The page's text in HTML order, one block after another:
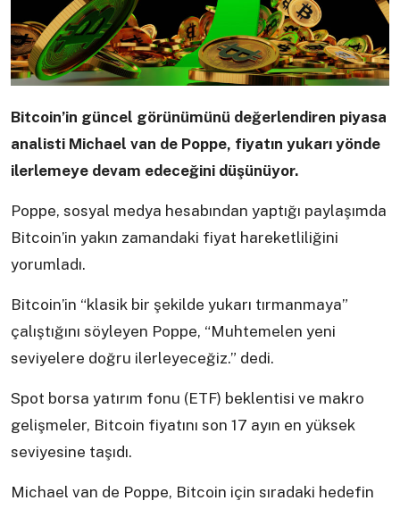
Bitcoin’in güncel görünümünü değerlendiren piyasa
analisti Michael van de Poppe, fiyatın yukarı yönde
ilerlemeye devam edeceğini düşünüyor.
Poppe, sosyal medya hesabından yaptığı paylaşımda
Bitcoin’in yakın zamandaki fiyat hareketliliğini
yorumladı.
Bitcoin’in “klasik bir şekilde yukarı tırmanmaya”
çalıştığını söyleyen Poppe, “Muhtemelen yeni
seviyelere doğru ilerleyeceğiz.” dedi.
Spot borsa yatırım fonu (ETF) beklentisi ve makro
gelişmeler, Bitcoin fiyatını son 17 ayın en yüksek
seviyesine taşıdı.
Michael van de Poppe, Bitcoin için sıradaki hedefin